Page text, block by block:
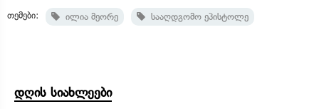
თემები: ილია მეორე სააღდგომო ეპისტოლე
დღის სიახლეები